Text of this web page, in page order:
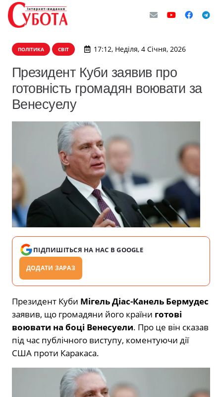
ПОЛІТИКА СВІТ 17:12, Неділя, 4 Січня, 2026
Президент Куби заявив про
готовність громадян воювати за
Венесуелу
ПІДПИШІТЬСЯ НА НАС В GOOGLE
ДОДАТИ ЗАРАЗ
Президент Куби Мігель Діас-Канель Бермудес
заявив, що громадяни його країни готові
воювати на боці Венесуели. Про це він сказав
під час публічного виступу, коментуючи дії
США проти Каракаса.